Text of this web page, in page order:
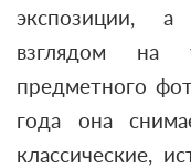
экспозиции,
взглядом на
предметного
года она
классические,